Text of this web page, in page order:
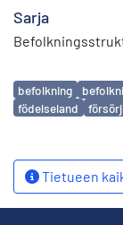
Sarja
Avainsanat
befolkning
födelseland
Tietueen